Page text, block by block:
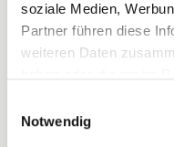
soziale Medien,
Partner führen diese
weiteren Daten
Notwendig
Physiotherapie & Massage